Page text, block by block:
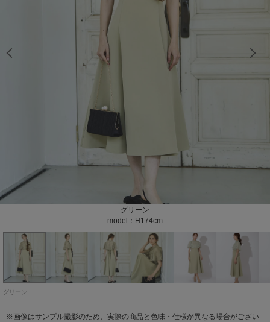
グリーン
model：H174cm
model：H174cm color：グリーン
model：H174cm color：グリーン
model：H174cm color：グリーン
model：H165cm color：グリーン
model：H165cm color：グリーン
model：H165cm color：グリーン
model：H165cm color：グリーン
model：H165cm color：グリーン
color：グリーン
color：グリーン
グリーン
※画像はサンプル撮影のため、実際の商品と色味・仕様が異なる場合がござい